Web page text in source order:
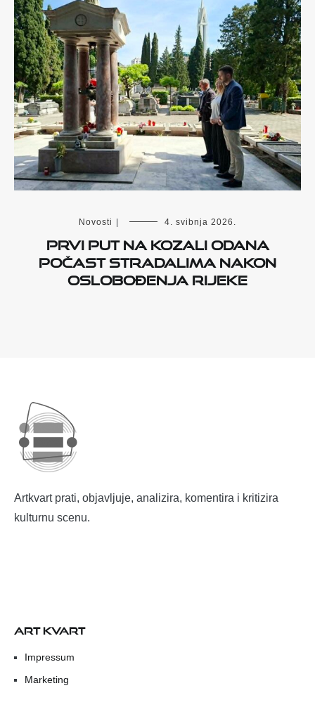
Novosti | 4. svibnja 2026.
Prvi put na Kozali odana
počast stradalima nakon
oslobođenja Rijeke
Artkvart prati, objavljuje, analizira, komentira i kritizira
kulturnu scenu.
ART KVART
Impressum
Marketing